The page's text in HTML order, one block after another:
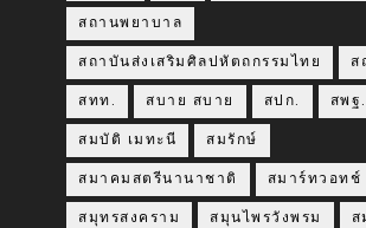
สถานพยาบาล
สถาบันส่งเสริมศิลปหัตถกรรมไทย ส
สทท. สบาย สบาย สปก. สพฐ.
สมบัติ เมทะนี สมรักษ์
สมาคมสตรีนานาชาติ สมาร์ทวอทช์
สมุทรสงคราม สมุนไพรวังพรม ส